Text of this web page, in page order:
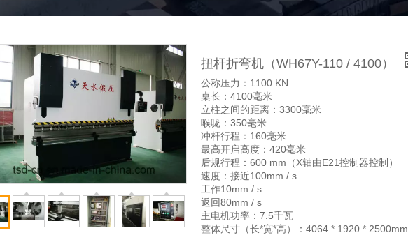
扭杆折弯机（WH67Y-110 / 4100）
公称压力：1100 KN
桌长：4100毫米
立柱之间的距离：3300毫米
喉咙：350毫米
冲杆行程：160毫米
最高开启高度：420毫米
后规行程：600 mm（X轴由E21控制器控制）
速度：接近100mm / s
工作10mm / s
返回80mm / s
主电机功率：7.5千瓦
整体尺寸（长*宽*高）：4064 * 1920 * 2500mm